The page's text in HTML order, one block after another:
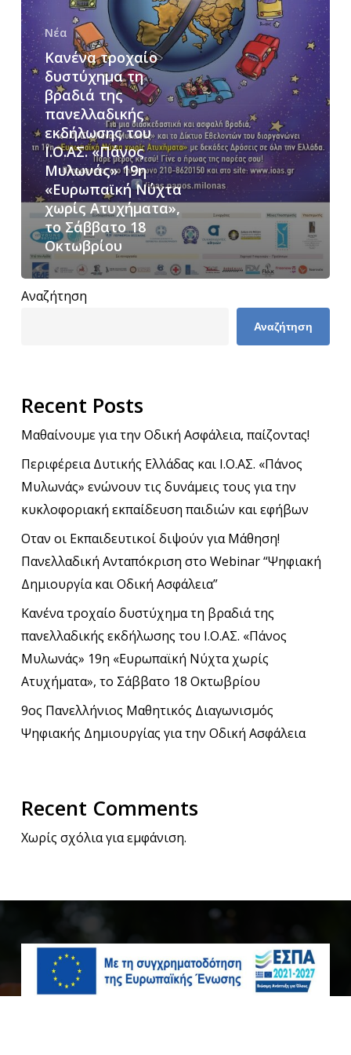
του
Ι.Ο.ΑΣ.
«Πάνος
Μυλωνάς»
19η
«Ευρωπαϊκή
Νύχτα
χωρίς
Ατυχήματα»,
το
Σάββατο
18
Οκτωβρίου
Νέα
Κανένα τροχαίο
δυστύχημα τη
βραδιά της
πανελλαδικής
εκδήλωσης του
Ι.Ο.ΑΣ. «Πάνος
Μυλωνάς» 19η
«Ευρωπαϊκή Νύχτα
χωρίς Ατυχήματα»,
το Σάββατο 18
Οκτωβρίου
Αναζήτηση
Αναζήτηση
Recent Posts
Μαθαίνουμε για την Οδική Ασφάλεια, παίζοντας!
Περιφέρεια Δυτικής Ελλάδας και Ι.Ο.ΑΣ. «Πάνος
Μυλωνάς» ενώνουν τις δυνάμεις τους για την
κυκλοφοριακή εκπαίδευση παιδιών και εφήβων
Οταν οι Εκπαιδευτικοί διψούν για Μάθηση!
Πανελλαδική Ανταπόκριση στο Webinar “Ψηφιακή
Δημιουργία και Οδική Ασφάλεια”
Κανένα τροχαίο δυστύχημα τη βραδιά της
πανελλαδικής εκδήλωσης του Ι.Ο.ΑΣ. «Πάνος
Μυλωνάς» 19η «Ευρωπαϊκή Νύχτα χωρίς
Ατυχήματα», το Σάββατο 18 Οκτωβρίου
9ος Πανελλήνιος Μαθητικός Διαγωνισμός
Ψηφιακής Δημιουργίας για την Οδική Ασφάλεια
Recent Comments
Χωρίς σχόλια για εμφάνιση.